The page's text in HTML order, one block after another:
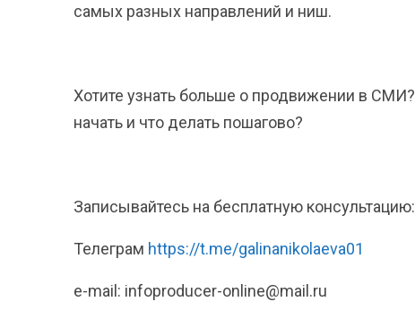
самых разных направлений и ниш.
Хотите узнать больше о продвижении в СМИ?
начать и что делать пошагово?
Записывайтесь на бесплатную консультацию:
Телеграм https://t.me/galinanikolaeva01
e-mail: infoproducer-online@mail.ru